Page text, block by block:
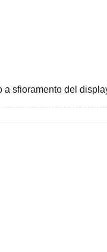
sfioramento del